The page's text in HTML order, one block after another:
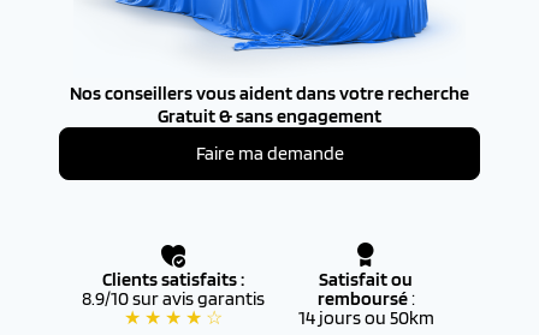
Nos conseillers vous aident dans votre recherche
Gratuit & sans engagement
Faire ma demande
Clients satisfaits :
8.9/10 sur avis garantis
★ ★ ★ ★ ☆
Satisfait ou
remboursé:
14 jours ou 50km